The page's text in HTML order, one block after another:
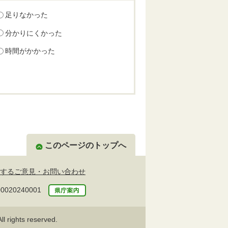
足りなかった
分かりにくかった
時間がかかった
このページのトップへ
るご意見・お問い合わせ
rights reserved.